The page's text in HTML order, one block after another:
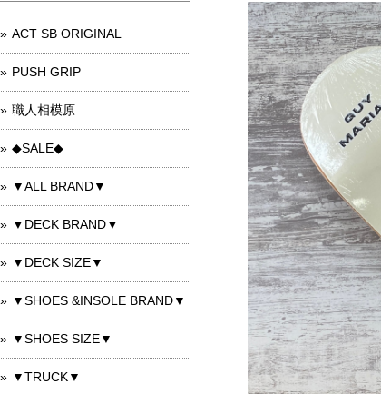
ACT SB ORIGINAL
PUSH GRIP
職人相模原
◆SALE◆
▼ALL BRAND▼
▼DECK BRAND▼
▼DECK SIZE▼
▼SHOES &INSOLE BRAND▼
▼SHOES SIZE▼
▼TRUCK▼